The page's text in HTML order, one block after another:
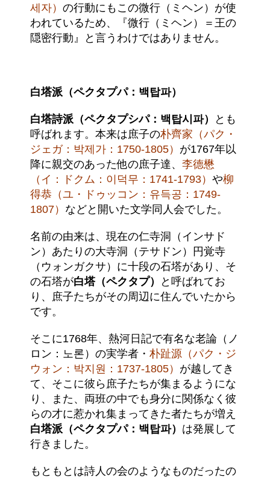
세자） の行動にもこの微行（ミヘン）が使
われているため、『微行（ミヘン）＝王の
隠密行動』と言うわけではありません。
白塔派（ペクタプパ：백탑파）
白塔詩派（ペクタプシパ：백탑시파）
とも
呼ばれます。本来は庶子の朴齊家（パク・
ジェガ：박제가：1750-1805） が1767年以
降に親交のあった他の庶子達、 李德懋
（イ：ドクム：이덕무：1741-1793） や柳
得恭（ユ・ドゥッコン：유득공：1749-
1807） などと開いた文学同人会でした。
名前の由来は、現在の仁寺洞（インサド
ン）あたりの大寺洞（テサドン）円覚寺
（ウォンガクサ）に十段の石塔があり、そ
の石塔が白塔（ペクタプ）
と呼ばれてお
り、庶子たちがその周辺に住んでいたから
です。
そこに1768年、熱河日記で有名な老論（ノ
ロン：노론）の実学者・ 朴趾源（パク・ジ
ウォン：박지원：1737-1805） が越してき
て、そこに彼ら庶子たちが集まるようにな
り、また、両班の中でも身分に関係なく彼
らの才に惹かれ集まってきた者たちが増え
白塔派（ペクタプパ：백탑파） は発展して
行きました。
もともとは詩人の会のようなものだったの